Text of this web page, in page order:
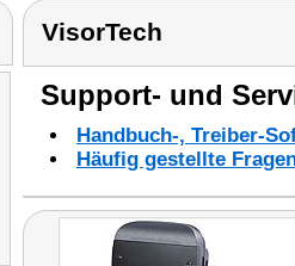
VisorTech
Support- und
Handbuch-, Treiber-
Häufig gestellte